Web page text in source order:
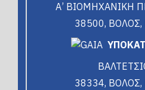
Α’ ΒΙΟΜΗΧΑΝΙΚΗ
38500,
38334,